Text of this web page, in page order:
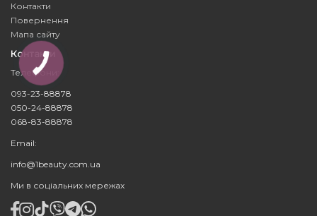
Контакти
Повернення
Мапа сайту
Контакти
Телефони:
093-23-88878
050-24-88878
068-83-88878
Email:
info@1beauty.com.ua
Ми в соціальних мережах